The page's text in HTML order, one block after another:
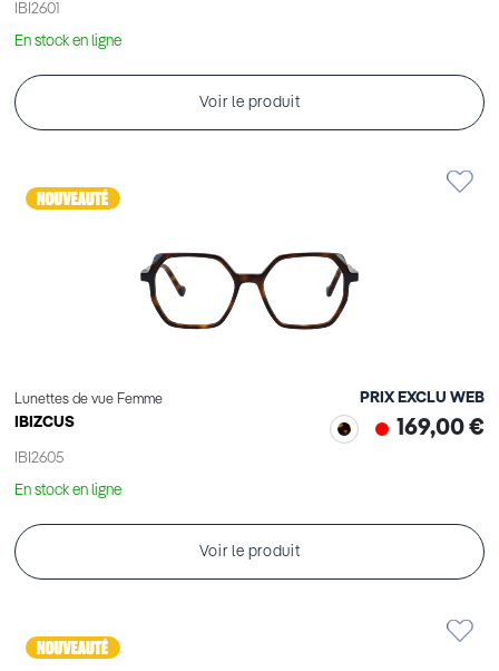
IBI2601
En stock en ligne
Voir le produit
Lunettes de vue Femme
IBIZCUS
IBI2605
PRIX EXCLU WEB
169,00 €
En stock en ligne
Voir le produit